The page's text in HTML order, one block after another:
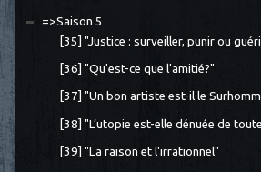
=>Saison 5
[35] "Justice : surveiller, punir ou
[36] "Qu'est-ce que l'amitié?"
[37] "Un bon artiste est-il le
[38] "L’utopie est-elle dénuée de
[39] "La raison et l'irrationnel"